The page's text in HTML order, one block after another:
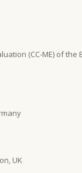
(CC-ME) of the
UK